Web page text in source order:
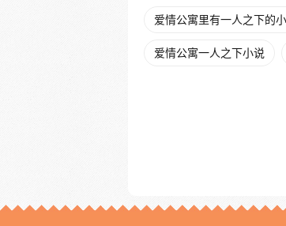
爱情公寓里有一人之下的
爱情公寓一人之下小说